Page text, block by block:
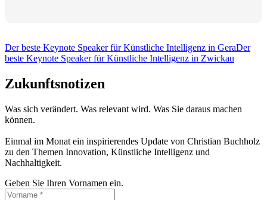
Der beste Keynote Speaker für Künstliche Intelligenz in GeraDer
beste Keynote Speaker für Künstliche Intelligenz in Zwickau
Zukunftsnotizen
Was sich verändert. Was relevant wird. Was Sie daraus machen
können.
Einmal im Monat ein inspirierendes Update von Christian Buchholz
zu den Themen Innovation, Künstliche Intelligenz und
Nachhaltigkeit.
Geben Sie Ihren Vornamen ein.